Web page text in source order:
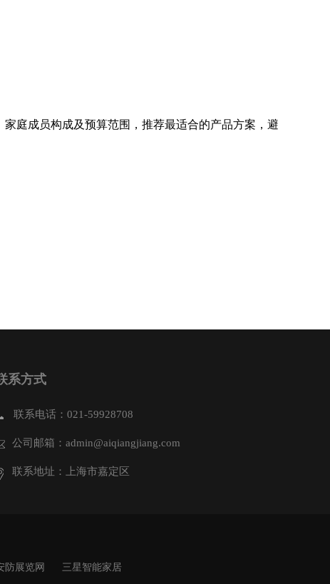
庭成员构成及预算范围，推荐最适合的产品方案，避
系方式
联系电话：021-59928708
公司邮箱：admin@aiqiangjiang.com
联系地址：上海市嘉定区
防展览网 三星智能家居